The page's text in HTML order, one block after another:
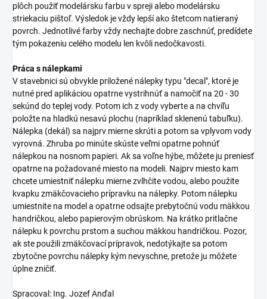
plôch použiť modelársku farbu v spreji alebo modelársku
striekaciu pištoľ. Výsledok je vždy lepší ako štetcom natieraný
povrch. Jednotlivé farby vždy nechajte dobre zaschnúť, predídete
tým pokazeniu celého modelu len kvôli nedočkavosti.
Práca s nálepkami
V stavebnici sú obvykle priložené nálepky typu "decal", ktoré je
nutné pred aplikáciou opatrne vystrihnúť a namočiť na 20 - 30
sekúnd do teplej vody. Potom ich z vody vyberte a na chvíľu
položte na hladkú nesavú plochu (napríklad sklenenú tabuľku).
Nálepka (dekál) sa najprv mierne skrúti a potom sa vplyvom vody
vyrovná. Zhruba po minúte skúste veľmi opatrne pohnúť
nálepkou na nosnom papieri. Ak sa voľne hýbe, môžete ju preniesť
opatrne na požadované miesto na modeli. Najprv miesto kam
chcete umiestniť nálepku mierne zvlhčite vodou, alebo použite
kvapku zmäkčovacieho prípravku na nálepky. Potom nálepku
umiestnite na model a opatrne odsajte prebytočnú vodu mäkkou
handričkou, alebo papierovým obrúskom. Na krátko pritlačne
nálepku k povrchu prstom a suchou mäkkou handričkou. Pozor,
ak ste použili zmäkčovací prípravok, nedotýkajte sa potom
zbytočne povrchu nálepky kým nevyschne, pretože ju môžete
úplne zničiť.
Spracoval: Ing. Jozef Anďal